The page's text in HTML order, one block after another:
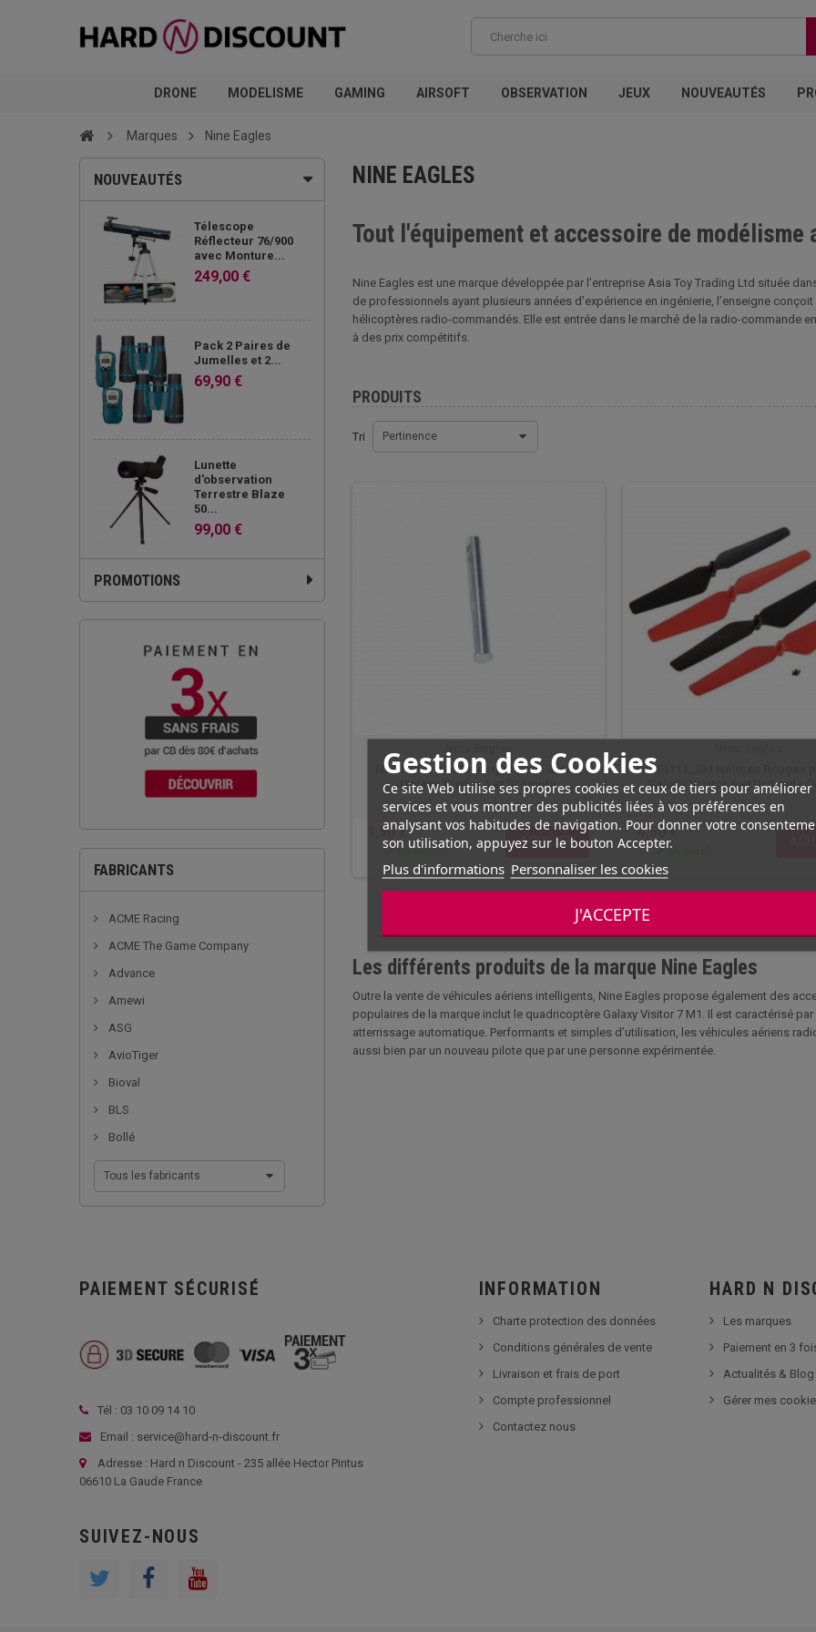
DRONE MODELISME GAMING AIRSOFT OBSERVATION JEUX NOUVEAUTÉS
Gestion des Cookies
Ce site Web utilise ses propres cookies et ceux de tiers pour améliorer
services et vous montrer des publicités liées à vos préférences en
analysant vos habitudes de navigation. Pour donner votre
son utilisation, appuyez sur le bouton Accepter.
Plus d'informations Personnaliser les cookies
J'ACCEPTE
Marques Nine Eagles
NOUVEAUTÉS
Télescope
Réflecteur 76/900
avec Monture...
249,00 €
Pack 2 Paires de
Jumelles et 2...
69,90 €
Lunette
d'observation
Terrestre Blaze
50...
99,00 €
PROMOTIONS
FABRICANTS
ACME Racing
ACME The Game Company
Advance
Amewi
ASG
AvioTiger
Bioval
BLS
Bollé
Tous les fabricants
NINE EAGLES
Tout l'équipement et accessoire de modélisme
Nine Eagles est une marque développée par l’entreprise Asia Toy Trading Ltd située
de professionnels ayant plusieurs années d’expérience en ingénierie, l’enseigne
hélicoptères radio-commandés. Elle est entrée dans le marché de la radio-commande
à des prix compétitifs.
PRODUITS
Tri Pertinence
NE401059, Axe Principal pour drone
Galaxy Visitor 6 et Dromida
1,50 €
En stock
ACHETER
DIDE1111, Set Hélices Rouges
Galaxy Visitor 6 et Dromida
4,50 €
En stock
Les différents produits de la marque Nine Eagles
Outre la vente de véhicules aériens intelligents, Nine Eagles propose également des
populaires de la marque inclut le quadricoptère Galaxy Visitor 7 M1. Il est caractérisé
atterrissage automatique. Performants et simples d’utilisation, les véhicules aériens
aussi bien par un nouveau pilote que par une personne expérimentée.
PAIEMENT SÉCURISÉ
Tél : 03 10 09 14 10
Email : service@hard-n-discount.fr
Adresse : Hard n Discount - 235 allée Hector Pintus
06610 La Gaude France
SUIVEZ-NOUS
INFORMATION
Charte protection des données
Conditions générales de vente
Livraison et frais de port
Compte professionnel
Contactez nous
HARD N
Les marques
Paiement en 3
Actualités & Blog
Gérer mes